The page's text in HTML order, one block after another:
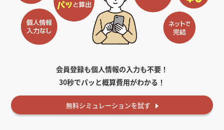
会員登録も個人情報の入力も不要！
30秒でパッと概算費用がわかる！
無料シミュレーションを試す